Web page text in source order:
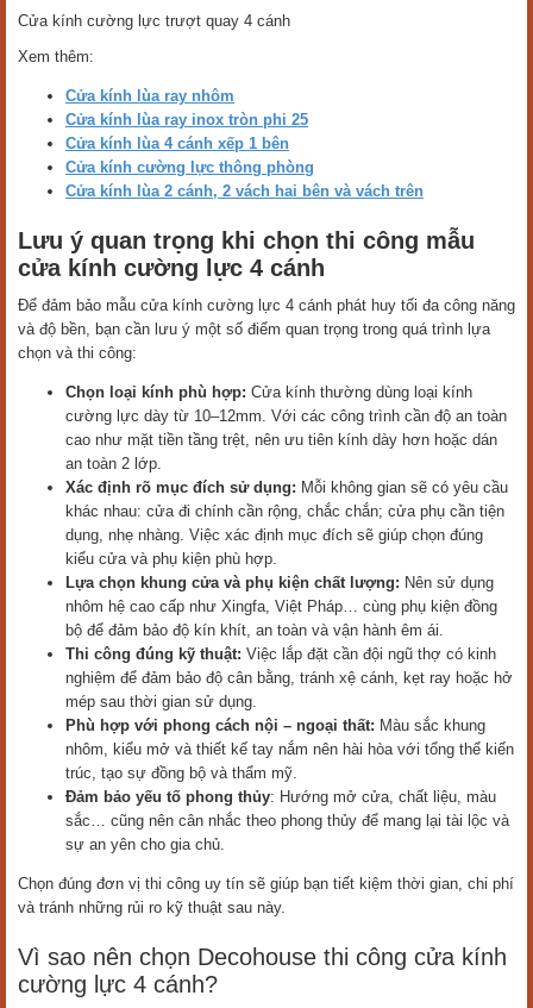
Cửa kính cường lực trượt quay 4 cánh
Xem thêm:
Cửa kính lùa ray nhôm
Cửa kính lùa ray inox tròn phi 25
Cửa kính lùa 4 cánh xếp 1 bên
Cửa kính cường lực thông phòng
Cửa kính lùa 2 cánh, 2 vách hai bên và vách trên
Lưu ý quan trọng khi chọn thi công mẫu
cửa kính cường lực 4 cánh
Để đảm bảo mẫu cửa kính cường lực 4 cánh phát huy tối đa công năng
và độ bền, bạn cần lưu ý một số điểm quan trọng trong quá trình lựa
chọn và thi công:
Chọn loại kính phù hợp: Cửa kính thường dùng loại kính
cường lực dày từ 10–12mm. Với các công trình cần độ an toàn
cao như mặt tiền tầng trệt, nên ưu tiên kính dày hơn hoặc dán
an toàn 2 lớp.
Xác định rõ mục đích sử dụng: Mỗi không gian sẽ có yêu cầu
khác nhau: cửa đi chính cần rộng, chắc chắn; cửa phụ cần tiện
dụng, nhẹ nhàng. Việc xác định mục đích sẽ giúp chọn đúng
kiểu cửa và phụ kiện phù hợp.
Lựa chọn khung cửa và phụ kiện chất lượng: Nên sử dụng
nhôm hệ cao cấp như Xingfa, Việt Pháp… cùng phụ kiện đồng
bộ để đảm bảo độ kín khít, an toàn và vận hành êm ái.
Thi công đúng kỹ thuật: Việc lắp đặt cần đội ngũ thợ có kinh
nghiệm để đảm bảo độ cân bằng, tránh xệ cánh, kẹt ray hoặc hở
mép sau thời gian sử dụng.
Phù hợp với phong cách nội – ngoại thất: Màu sắc khung
nhôm, kiểu mở và thiết kế tay nắm nên hài hòa với tổng thể kiến
trúc, tạo sự đồng bộ và thẩm mỹ.
Đảm bảo yếu tố phong thủy: Hướng mở cửa, chất liệu, màu
sắc… cũng nên cân nhắc theo phong thủy để mang lại tài lộc và
sự an yên cho gia chủ.
Chọn đúng đơn vị thi công uy tín sẽ giúp bạn tiết kiệm thời gian, chi phí
và tránh những rủi ro kỹ thuật sau này.
Vì sao nên chọn Decohouse thi công cửa kính
cường lực 4 cánh?